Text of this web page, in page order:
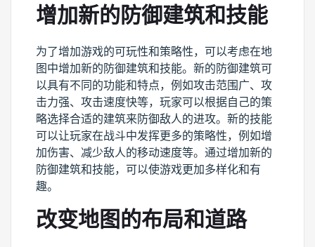
增加新的防御建筑和技能
为了增加游戏的可玩性和策略性，可以考虑在地
图中增加新的防御建筑和技能。新的防御建筑可
以具有不同的功能和特点，例如攻击范围广、攻
击力强、攻击速度快等，玩家可以根据自己的策
略选择合适的建筑来防御敌人的进攻。新的技能
可以让玩家在战斗中发挥更多的策略性，例如增
加伤害、减少敌人的移动速度等。通过增加新的
防御建筑和技能，可以使游戏更加多样化和有
趣。
改变地图的布局和道路